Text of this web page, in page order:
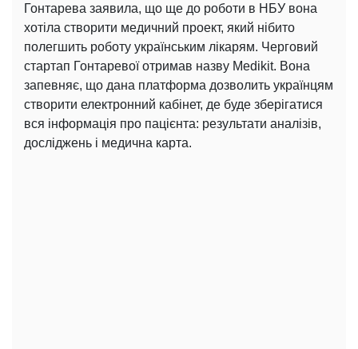
Гонтарева заявила, що ще до роботи в НБУ вона
хотіла створити медичний проект, який нібито
полегшить роботу українським лікарям. Черговий
стартап Гонтаревої отримав назву Medikit. Вона
запевняє, що дана платформа дозволить українцям
створити електронний кабінет, де буде зберігатися
вся інформація про пацієнта: результати аналізів,
досліджень і медична карта.